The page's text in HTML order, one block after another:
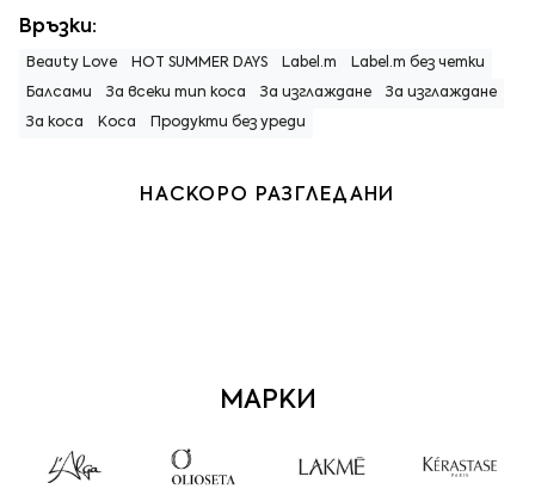
Връзки:
Beauty Love HOT SUMMER DAYS Label.m Label.m без четки
Балсами За всеки тип коса За изглаждане За изглаждане
За коса Коса Продукти без уреди
НАСКОРО РАЗГЛЕДАНИ
МАРКИ